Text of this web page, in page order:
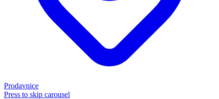
Prodavnice
Press to skip carousel